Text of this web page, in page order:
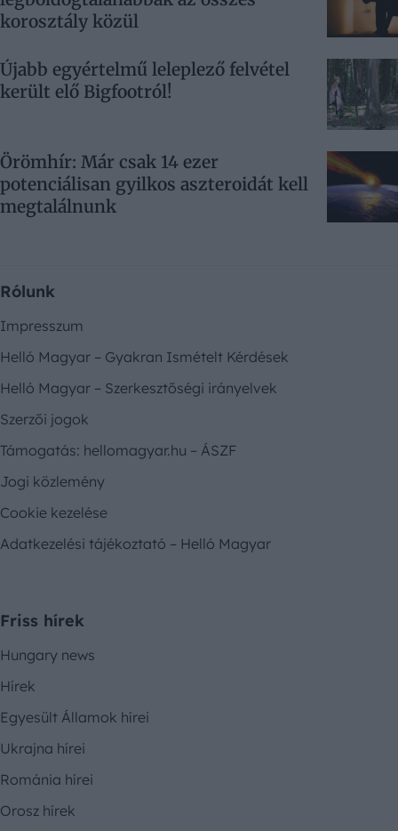
korosztály közül
Újabb egyértelmű leleplező felvétel
került elő Bigfootról!
Örömhír: Már csak 14 ezer
potenciálisan gyilkos aszteroidát kell
megtalálnunk
Rólunk
Impresszum
Helló Magyar – Gyakran Ismételt Kérdések
Helló Magyar – Szerkesztőségi irányelvek
Szerzői jogok
Támogatás: hellomagyar.hu – ÁSZF
Jogi közlemény
Cookie kezelése
Adatkezelési tájékoztató – Helló Magyar
Friss hírek
Hungary news
Hírek
Egyesült Államok hírei
Ukrajna hírei
Románia hírei
Orosz hírek